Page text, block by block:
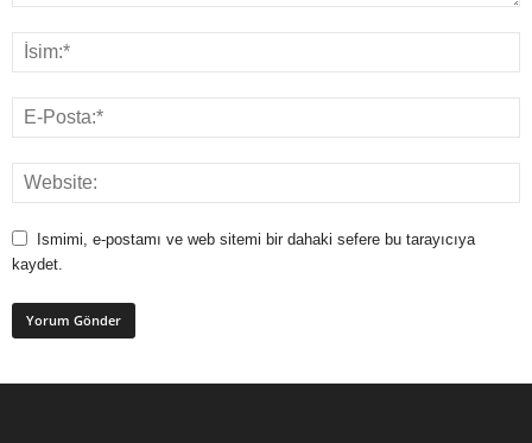
Ismimi, e-postamı ve web sitemi bir dahaki sefere bu tarayıcıya
kaydet.